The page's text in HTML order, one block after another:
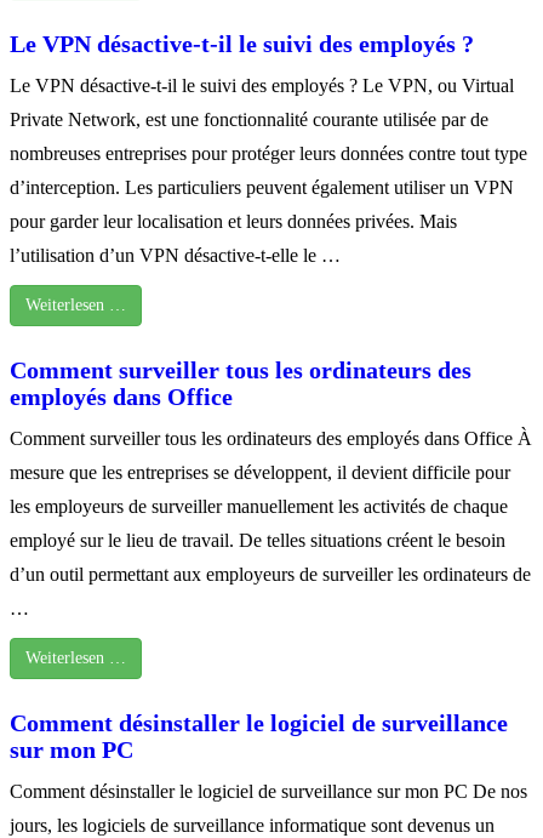
Le VPN désactive-t-il le suivi des employés ?
Le VPN désactive-t-il le suivi des employés ? Le VPN, ou Virtual
Private Network, est une fonctionnalité courante utilisée par de
nombreuses entreprises pour protéger leurs données contre tout type
d’interception. Les particuliers peuvent également utiliser un VPN
pour garder leur localisation et leurs données privées. Mais
l’utilisation d’un VPN désactive-t-elle le …
Weiterlesen …
Comment surveiller tous les ordinateurs des
employés dans Office
Comment surveiller tous les ordinateurs des employés dans Office À
mesure que les entreprises se développent, il devient difficile pour
les employeurs de surveiller manuellement les activités de chaque
employé sur le lieu de travail. De telles situations créent le besoin
d’un outil permettant aux employeurs de surveiller les ordinateurs de
…
Weiterlesen …
Comment désinstaller le logiciel de surveillance
sur mon PC
Comment désinstaller le logiciel de surveillance sur mon PC De nos
jours, les logiciels de surveillance informatique sont devenus un